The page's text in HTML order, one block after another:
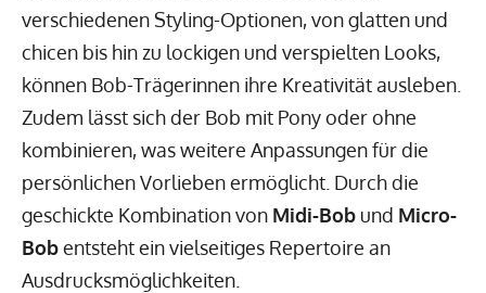
verschiedenen Styling-Optionen, von glatten und
chicen bis hin zu lockigen und verspielten Looks,
können Bob-Trägerinnen ihre Kreativität ausleben.
Zudem lässt sich der Bob mit Pony oder ohne
kombinieren, was weitere Anpassungen für die
persönlichen Vorlieben ermöglicht. Durch die
geschickte Kombination von Midi-Bob und Micro-
Bobentsteht ein vielseitiges Repertoire an
Ausdrucksmöglichkeiten.